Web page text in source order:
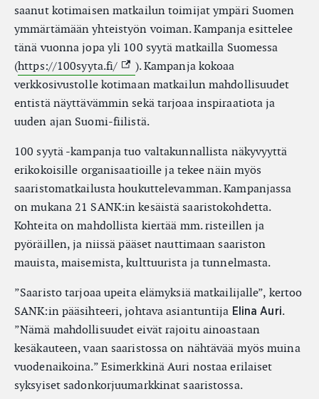
saanut kotimaisen matkailun toimijat ympäri Suomen
ymmärtämään yhteistyön voiman. Kampanja esittelee
tänä vuonna jopa yli 100 syytä matkailla Suomessa
(https://100syyta.fi/ (External link)
). Kampanja kokoaa
verkkosivustolle kotimaan matkailun mahdollisuudet
entistä näyttävämmin sekä tarjoaa inspiraatiota ja
uuden ajan Suomi-fiilistä.
100 syytä -kampanja tuo valtakunnallista näkyvyyttä
erikokoisille organisaatioille ja tekee näin myös
saaristomatkailusta houkuttelevamman. Kampanjassa
on mukana 21 SANK:in kesäistä saaristokohdetta.
Kohteita on mahdollista kiertää mm. risteillen ja
pyöräillen, ja niissä pääset nauttimaan saariston
mauista, maisemista, kulttuurista ja tunnelmasta.
”Saaristo tarjoaa upeita elämyksiä matkailijalle”, kertoo
SANK:in pääsihteeri, johtava asiantuntija Elina Auri.
”Nämä mahdollisuudet eivät rajoitu ainoastaan
kesäkauteen, vaan saaristossa on nähtävää myös muina
vuodenaikoina.” Esimerkkinä Auri nostaa erilaiset
syksyiset sadonkorjuumarkkinat saaristossa.